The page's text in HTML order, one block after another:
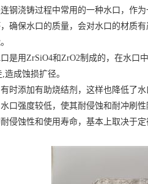
钢浇铸过程中常用的一种水口，作为
确保水口的质量，会对水口的材质
是用ZrSiO4和ZrO2制成的，在水口
造成蚀损扩径。
时添加有助烧结剂，这样也降低了水
口强度较低，使其耐侵蚀和耐冲刷
侵蚀性和使用寿命，基本上取决于